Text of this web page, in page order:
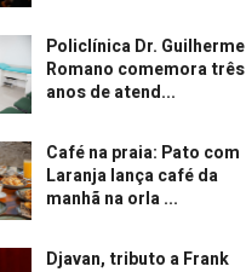
Policlínica Dr. Guilherme
Romano comemora três
anos de atend...
Café na praia: Pato com
Laranja lança café da
manhã na orla ...
Djavan, tributo a Frank